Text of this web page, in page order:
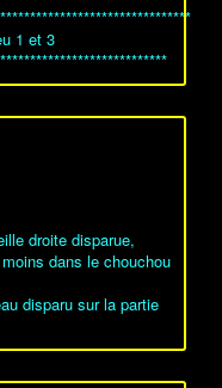
1 et 3
droite disparue,
dans le chouchou
disparu sur la partie